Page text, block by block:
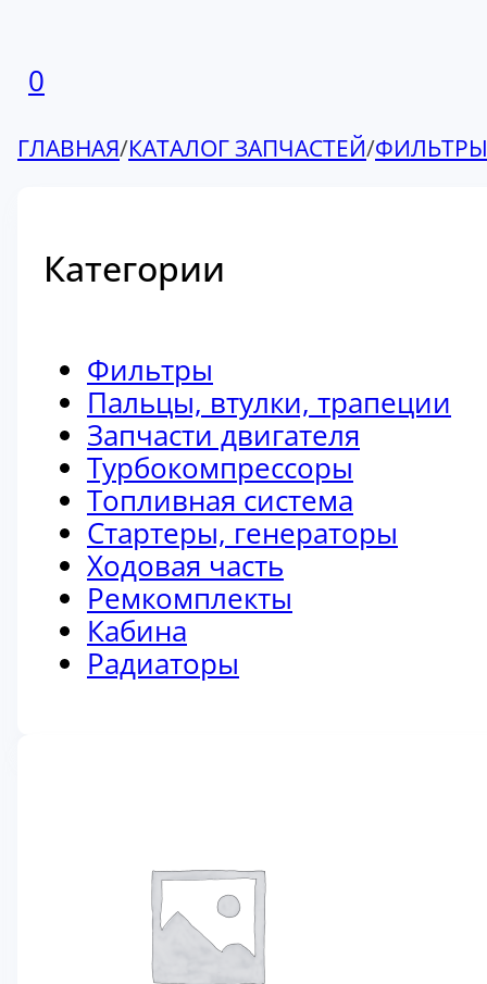
0
ГЛАВНАЯ/КАТАЛОГ ЗАПЧАСТЕЙ/ФИЛЬТРЫ
Категории
Фильтры
Пальцы, втулки, трапеции
Запчасти двигателя
Турбокомпрессоры
Топливная система
Стартеры, генераторы
Ходовая часть
Ремкомплекты
Кабина
Радиаторы